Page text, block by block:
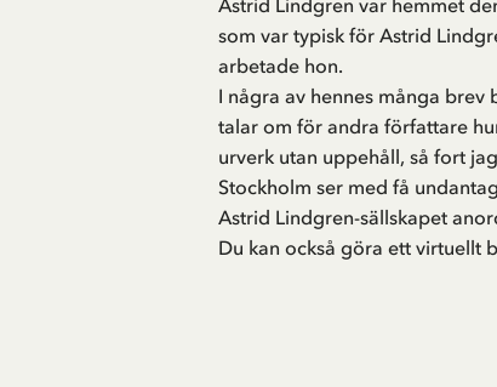
Astrid Lindgren var hemmet
som var typisk för Astrid
arbetade hon.
I några av hennes många
talar om för andra författare
urverk utan uppehåll, så fort
Stockholm ser med få
Astrid Lindgren-sällskapet
Du kan också göra ett virtuellt